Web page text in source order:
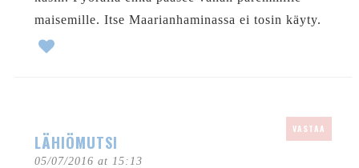
maisemille. Itse Maarianhaminassa ei tosin käyty.
LÄHIÖMUTSI
05/07/2016 at 15:13
VASTAA